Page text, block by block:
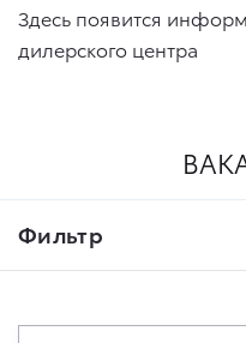
Здесь появится
дилерского центра
Фильтр